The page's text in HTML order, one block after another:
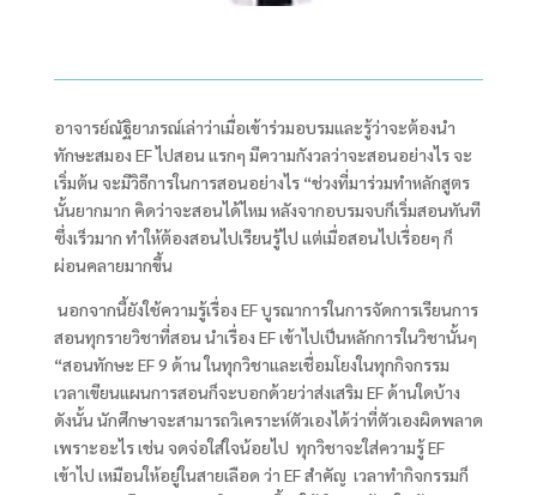
อาจารย์ณัฐิยาภรณ์เล่าว่าเมื่อเข้าร่วมอบรมและรู้ว่าจะต้องนำ
ทักษะสมอง EFไปสอน แรกๆ มีความกังวลว่าจะสอนอย่างไร จะ
เริ่มต้น จะมีวิธีการในการสอนอย่างไร “ช่วงที่มาร่วมทำหลักสูตร
นั้นยากมาก คิดว่าจะสอนได้ไหม หลังจากอบรมจบก็เริ่มสอนทันที
ซึ่งเร็วมาก ทำให้ต้องสอนไปเรียนรู้ไป แต่เมื่อสอนไปเรื่อยๆ ก็
ผ่อนคลายมากขึ้น
นอกจากนี้ยังใช้ความรู้เรื่อง EFบูรณาการในการจัดการเรียนการ
สอนทุกรายวิชาที่สอน นำเรื่อง EFเข้าไปเป็นหลักการในวิชานั้นๆ
“สอนทักษะ EF9 ด้าน ในทุกวิชาและเชื่อมโยงในทุกกิจกรรม
เวลาเขียนแผนการสอนก็จะบอกด้วยว่าส่งเสริม EFด้านใดบ้าง
ดังนั้น นักศึกษาจะสามารถวิเคราะห์ตัวเองได้ว่าที่ตัวเองผิดพลาด
เพราะอะไร เช่น จดจ่อใส่ใจน้อยไป ทุกวิชาจะใส่ความรู้EF
เข้าไป เหมือนให้อยู่ในสายเลือด ว่า EFสำคัญ เวลาทำกิจกรรมก็